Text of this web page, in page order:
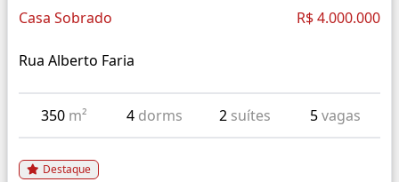
Casa Sobrado R$ 4.000.000
Rua Alberto Faria
350 m² 4 dorms 2 suítes 5vagas
Destaque